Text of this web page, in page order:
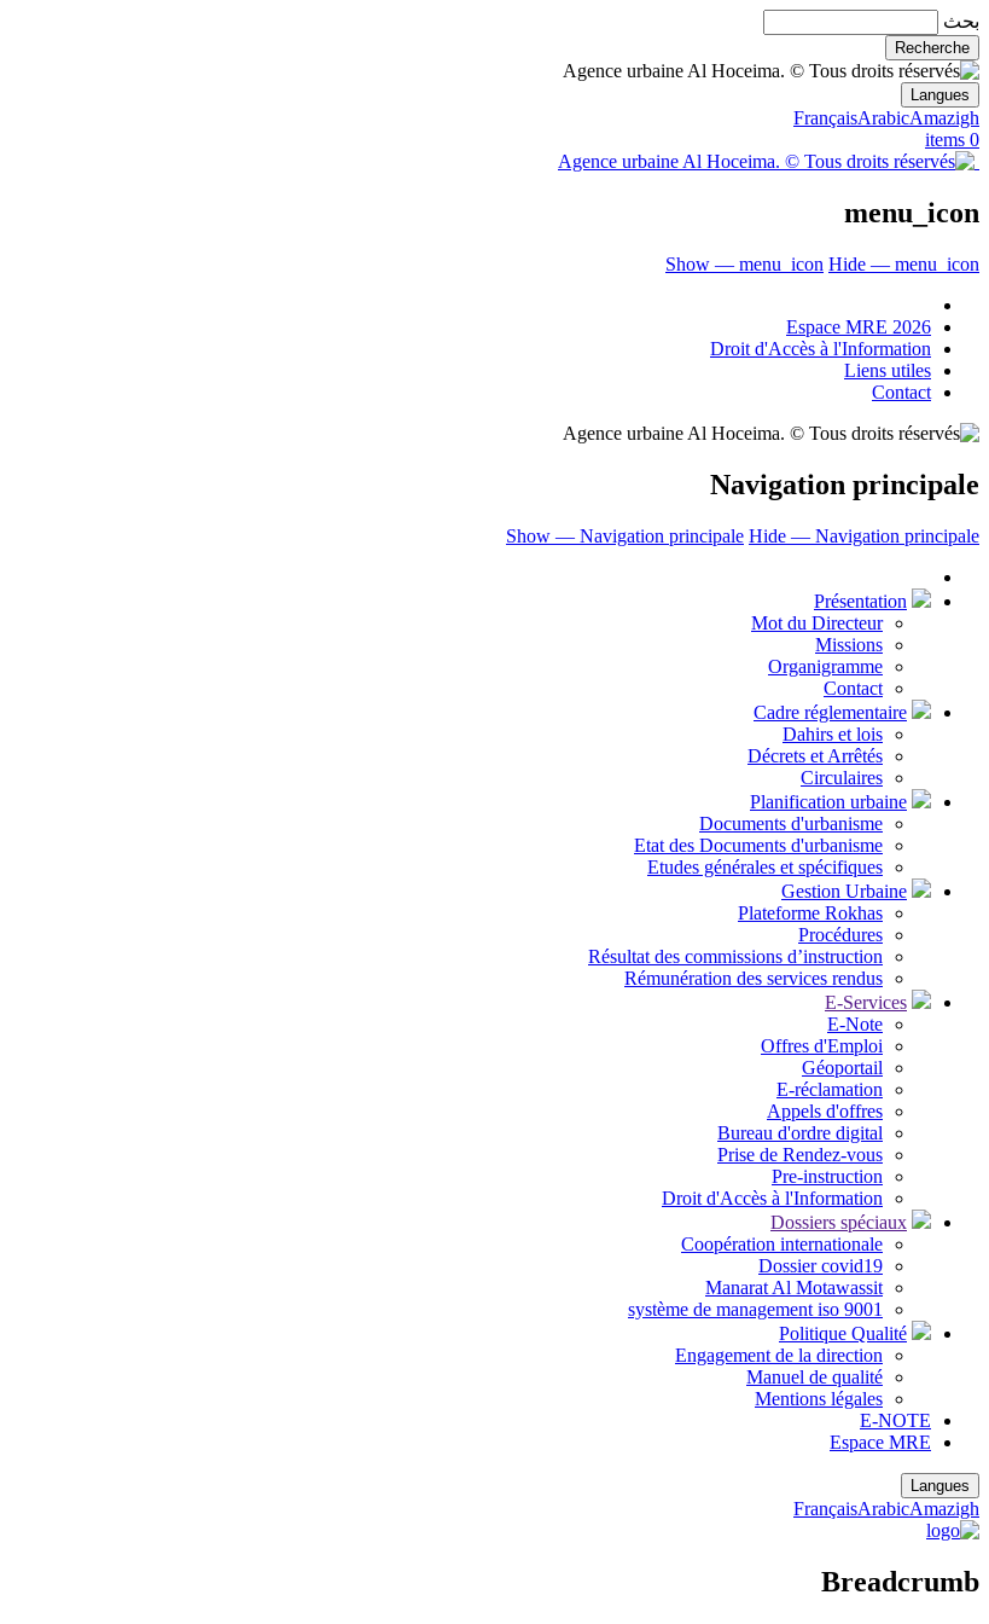
بحث
Langues
FrançaisArabicAmazigh
0 items
menu_icon
Show — menu_icon Hide — menu_icon
Espace MRE 2026
Droit d'Accès à l'Information
Liens utiles
Contact
Navigation principale
Show — Navigation principale Hide — Navigation principale
Présentation
Mot du Directeur
Missions
Organigramme
Contact
Cadre réglementaire
Dahirs et lois
Décrets et Arrêtés
Circulaires
Planification urbaine
Documents d'urbanisme
Etat des Documents d'urbanisme
Etudes générales et spécifiques
Gestion Urbaine
Plateforme Rokhas
Procédures
Résultat des commissions d’instruction
Rémunération des services rendus
E-Services
E-Note
Offres d'Emploi
Géoportail
E-réclamation
Appels d'offres
Bureau d'ordre digital
Prise de Rendez-vous
Pre-instruction
Droit d'Accès à l'Information
Dossiers spéciaux
Coopération internationale
Dossier covid19
Manarat Al Motawassit
système de management iso 9001
Politique Qualité
Engagement de la direction
Manuel de qualité
Mentions légales
E-NOTE
Espace MRE
Langues
FrançaisArabicAmazigh
Breadcrumb